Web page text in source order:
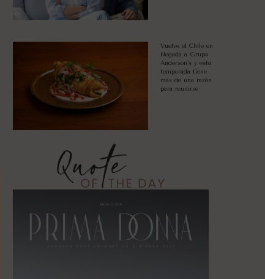
Vuelve el Chile en
Nogada a Grupo
Anderson’s y esta
temporada tiene
más de una razón
para reunirse